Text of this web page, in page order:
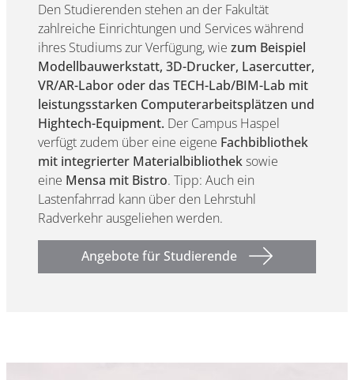
Den Studierenden stehen an der Fakultät
zahlreiche Einrichtungen und Services während
ihres Studiums zur Verfügung, wie zum Beispiel
Modellbauwerkstatt, 3D-Drucker, Lasercutter,
VR/AR-Labor oder das TECH-Lab/BIM-Lab mit
leistungsstarken Computerarbeitsplätzen und
Hightech-Equipment. Der Campus Haspel
verfügt zudem über eine eigene Fachbibliothek
mit integrierter Materialbibliotheksowie
eine Mensa mit Bistro. Tipp: Auch ein
Lastenfahrrad kann über den Lehrstuhl
Radverkehr ausgeliehen werden.
Angebote für Studierende